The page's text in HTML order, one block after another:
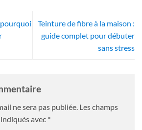
Teinture de fibre à la maison :
guide complet pour débuter
sans stress
ne sera pas publiée. Les champs
avec *